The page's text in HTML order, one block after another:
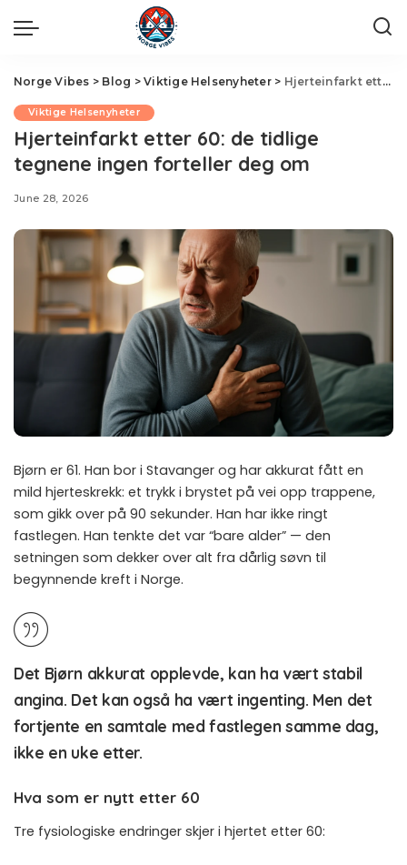
Norge Vibes > Blog >Viktige Helsenyheter> Hjerteinfarkt etter 60: de tidlige tegnene ingen forteller deg om
Viktige Helsenyheter
Hjerteinfarkt etter 60: de tidlige
tegnene ingen forteller deg om
June 28, 2026
Bjørn er 61. Han bor i Stavanger og har akkurat fått en
mild hjerteskrekk: et trykk i brystet på vei opp trappene,
som gikk over på 90 sekunder. Han har ikke ringt
fastlegen. Han tenkte det var “bare alder” — den
setningen som dekker over alt fra dårlig søvn til
begynnende kreft i Norge.
Det Bjørn akkurat opplevde, kan ha vært stabil
angina. Det kan også ha vært ingenting. Men det
fortjente en samtale med fastlegen samme dag,
ikke en uke etter.
Hva som er nytt etter 60
Tre fysiologiske endringer skjer i hjertet etter 60: